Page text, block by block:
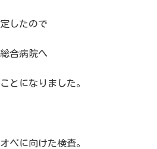
したので
合病院へ
とになりました。
ペに向けた検査。